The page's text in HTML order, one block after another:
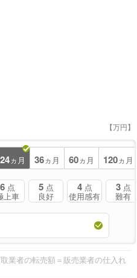
【万円】
24ヵ月 36ヵ月 60ヵ月 120ヵ月
6 点
上車
5 点
良好
4 点
使用感有
3 点
難有
業者の転売額＝販売業者の仕入れ